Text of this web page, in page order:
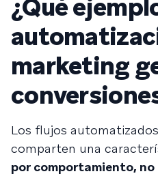
¿Qué
marketing
Los flujos
comparten una
por comportamiento,